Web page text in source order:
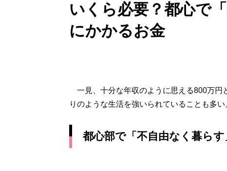
いくら必要？都心で
にかかるお金
一見、十分な年収のように思える800万円
りのような生活を強いられていることも多
都心部で「不自由なく暮ら